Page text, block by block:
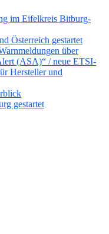
im Eifelkreis Bitburg-
Österreich gestartet
über
(ASA)“ / neue ETSI-
Hersteller und
gestartet